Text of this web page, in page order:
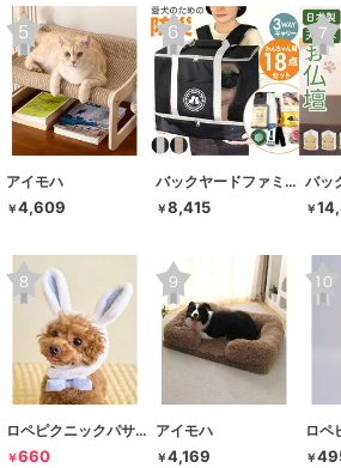
アイモハ
￥4,609
バックヤードファミリー
￥8,415 ￥
ロペピクニックパサージュ
￥660
アイモハ
￥4,169 ￥